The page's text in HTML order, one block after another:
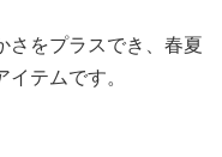
さをプラスでき、春夏
テムです。